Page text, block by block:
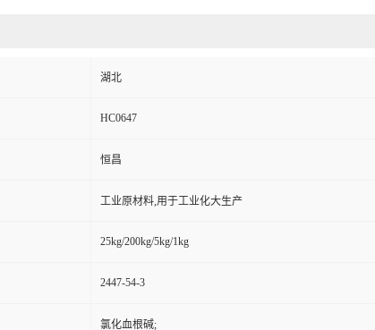
湖北
HC0647
恒昌
工业原材料,用于工业化大生产
25kg/200kg/5kg/1kg
2447-54-3
氯化血根碱;